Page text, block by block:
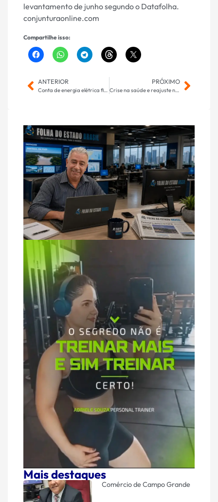
levantamento de junho segundo o Datafolha.
conjunturaonline.com
Compartilhe isso:
ANTERIOR
Conta de energia elétrica fica mais cara a partir de hoje 01/08
PRÓXIMO
Crise na saúde e reajuste no salário pioram popularidade de Adriane: ruim/péssima para 55%
Mais destaques
Comércio de Campo Grande